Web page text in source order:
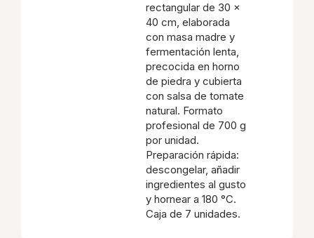
rectangular de 30 ×
40 cm, elaborada
con masa madre y
fermentación lenta,
precocida en horno
de piedra y cubierta
con salsa de tomate
natural. Formato
profesional de 700 g
por unidad.
Preparación rápida:
descongelar, añadir
ingredientes al gusto
y hornear a 180 °C.
Caja de 7 unidades.